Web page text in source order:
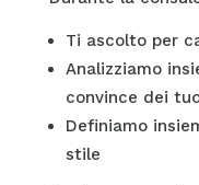
Ti ascolto per
Analizziamo
convince dei
Definiamo
stile